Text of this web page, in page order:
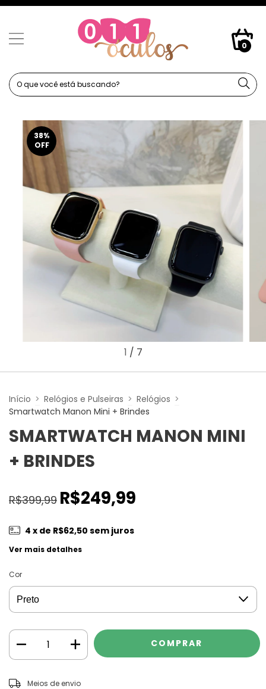
0
38%
OFF
1 / 7
Início > Relógios e Pulseiras > Relógios >
Smartwatch Manon Mini + Brindes
SMARTWATCH MANON MINI
+ BRINDES
R$399,99 R$249,99
4 x de R$62,50 sem juros
Ver mais detalhes
Cor
Entregas para o CEP:
Meios de envio